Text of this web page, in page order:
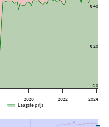
2020 2022 2024
€ 0
€ 20
€ 40
Laagste prijs